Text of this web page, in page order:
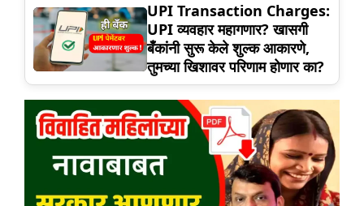
UPI Transaction Charges:
UPI व्यवहार महागणार? खासगी
बँकांनी सुरू केले शुल्क आकारणे,
तुमच्या खिशावर परिणाम होणार का?